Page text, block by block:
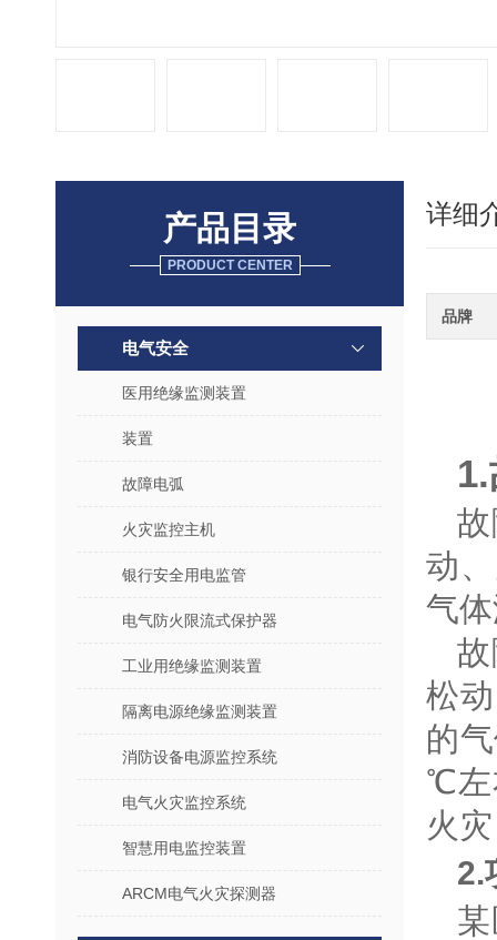
产品目录
PRODUCT CENTER
电气安全
医用绝缘监测装置
装置
故障电弧
火灾监控主机
银行安全用电监管
电气防火限流式保护器
工业用绝缘监测装置
隔离电源绝缘监测装置
消防设备电源监控系统
电气火灾监控系统
智慧用电监控装置
ARCM电气火灾探测器
详细
品牌
动
气
松
的
℃左
火
2.